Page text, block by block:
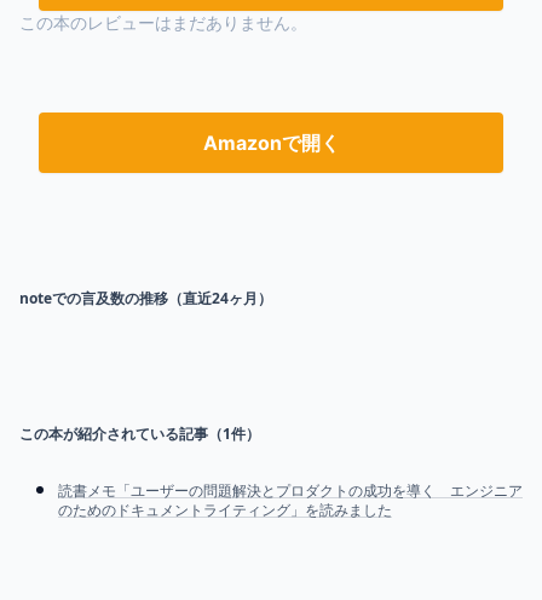
この本のレビューはまだありません。
Amazonで開く
noteでの言及数の推移（直近24ヶ月）
この本が紹介されている記事（1件）
読書メモ「ユーザーの問題解決とプロダクトの成功を導く エンジニア
のためのドキュメントライティング」を読みました